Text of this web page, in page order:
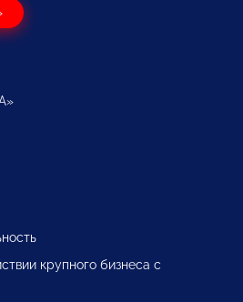
крупного бизнеса с